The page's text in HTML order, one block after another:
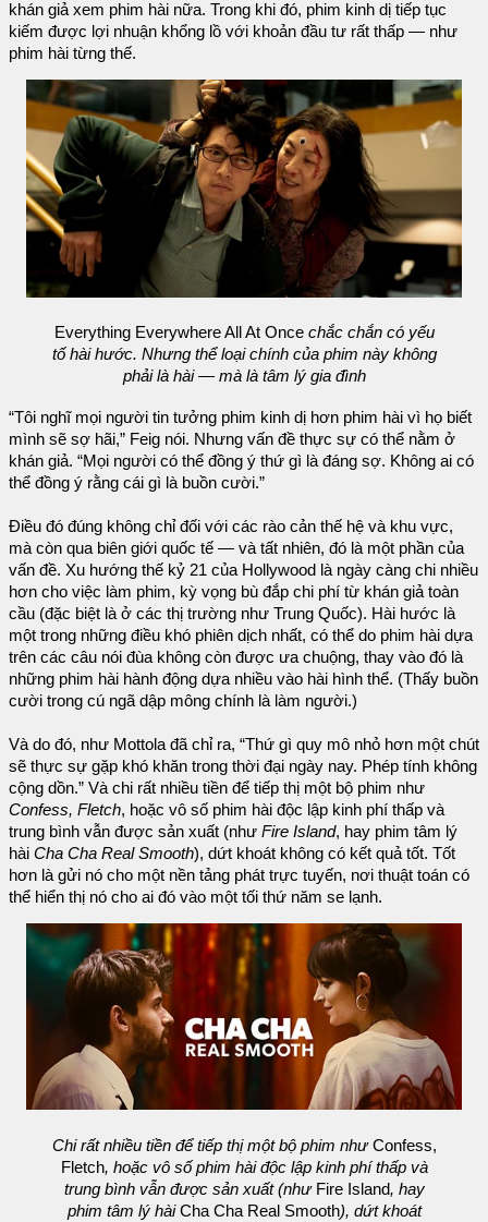
khán giả xem phim hài nữa. Trong khi đó, phim kinh dị tiếp tục
kiếm được lợi nhuận khổng lồ với khoản đầu tư rất thấp — như
phim hài từng thế.
Everything Everywhere All At Once chắc chắn có yếu
tố hài hước. Nhưng thể loại chính của phim này không
phải là hài — mà là tâm lý gia đình
“Tôi nghĩ mọi người tin tưởng phim kinh dị hơn phim hài vì họ biết
mình sẽ sợ hãi,” Feig nói. Nhưng vấn đề thực sự có thể nằm ở
khán giả. “Mọi người có thể đồng ý thứ gì là đáng sợ. Không ai có
thể đồng ý rằng cái gì là buồn cười.”
Điều đó đúng không chỉ đối với các rào cản thế hệ và khu vực,
mà còn qua biên giới quốc tế — và tất nhiên, đó là một phần của
vấn đề. Xu hướng thế kỷ 21 của Hollywood là ngày càng chi nhiều
hơn cho việc làm phim, kỳ vọng bù đắp chi phí từ khán giả toàn
cầu (đặc biệt là ở các thị trường như Trung Quốc). Hài hước là
một trong những điều khó phiên dịch nhất, có thể do phim hài dựa
trên các câu nói đùa không còn được ưa chuộng, thay vào đó là
những phim hài hành động dựa nhiều vào hài hình thể. (Thấy buồn
cười trong cú ngã dập mông chính là làm người.)
Và do đó, như Mottola đã chỉ ra, “Thứ gì quy mô nhỏ hơn một chút
sẽ thực sự gặp khó khăn trong thời đại ngày nay. Phép tính không
cộng dồn.” Và chi rất nhiều tiền để tiếp thị một bộ phim như
Confess, Fletch, hoặc vô số phim hài độc lập kinh phí thấp và
trung bình vẫn được sản xuất (như Fire Island, hay phim tâm lý
hài Cha Cha Real Smooth), dứt khoát không có kết quả tốt. Tốt
hơn là gửi nó cho một nền tảng phát trực tuyến, nơi thuật toán có
thể hiển thị nó cho ai đó vào một tối thứ năm se lạnh.
Chi rất nhiều tiền để tiếp thị một bộ phim nhưConfess,
Fletch, hoặc vô số phim hài độc lập kinh phí thấp và
trung bình vẫn được sản xuất (như Fire Island, hay
phim tâm lý hàiCha Cha Real Smooth), dứt khoát